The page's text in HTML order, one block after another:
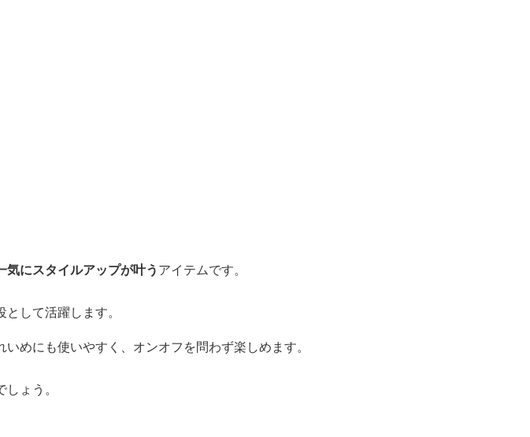
気にスタイルアップが叶うアイテムです。
して活躍します。
めにも使いやすく、オンオフを問わず楽しめます。
ょう。